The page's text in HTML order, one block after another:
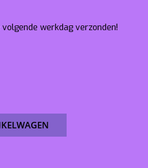
werkdag verzonden!